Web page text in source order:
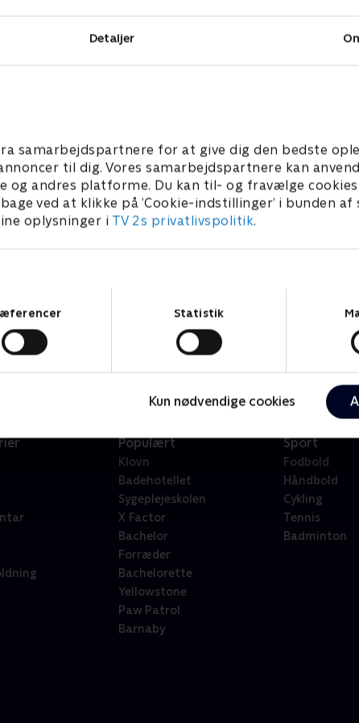
Detaljer
samarbejdspartnere for at give dig den bedste
til dig. Vores samarbejdspartnere kan
andres platforme. Du kan til- og fravælge cookies
ved at klikke på ’Cookie-indstillinger’ i bunden af
oplysninger i TV 2s privatlivspolitik.
Statistik
Kun nødvendige cookies
Visions Presents - The Ninth Jedi
sæsoner
LEGO
2019 • Film •
Populært
Klovn
Badehotellet
Sygeplejeskolen
X Factor
Bachelor
Forræder
Bachelorette
Yellowstone
Paw Patrol
Barnaby
Sport
Fodbold
Håndbold
Cykling
Tennis
Badminton